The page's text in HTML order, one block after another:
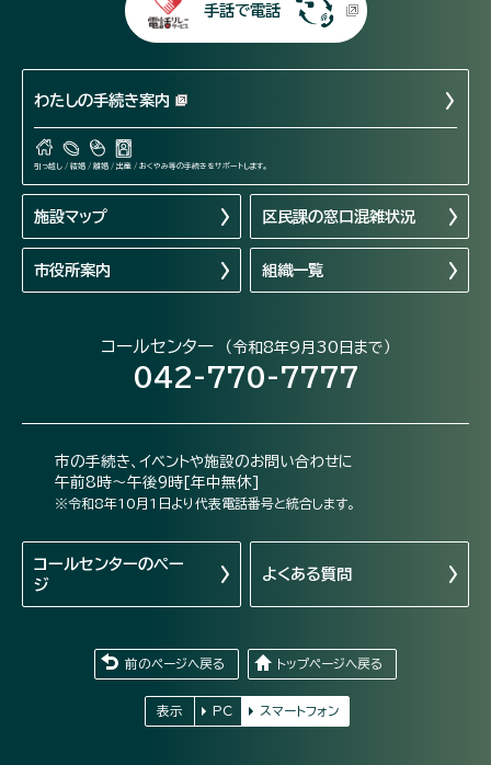
手話で電話
わたしの手続き案内
引っ越し / 結婚 / 離婚 / 出産 / おくやみ等の手続きをサポートします。
施設マップ 区民課の窓口混雑状況
市役所案内 組織一覧
コールセンター （令和8年9月30日まで）
042-770-7777
市の手続き、イベントや施設のお問い合わせに
午前8時～午後9時[年中無休]
※令和8年10月1日より代表電話番号と統合します。
コールセンターのペー
ジ
よくある質問
前のページへ戻る トップページへ戻る
表示 PC スマートフォン